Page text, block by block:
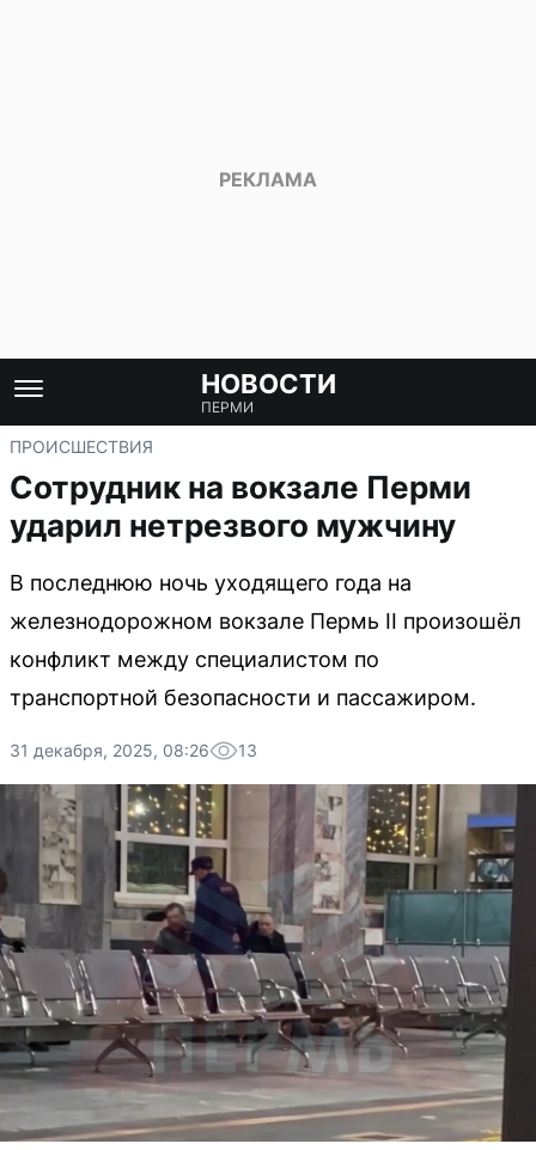
НОВОСТИ
ПЕРМИ
ПРОИСШЕСТВИЯ
Сотрудник на вокзале Перми
ударил нетрезвого мужчину
В последнюю ночь уходящего года на
железнодорожном вокзале Пермь II произошёл
конфликт между специалистом по
транспортной безопасности и пассажиром.
31 декабря, 2025, 08:26 13